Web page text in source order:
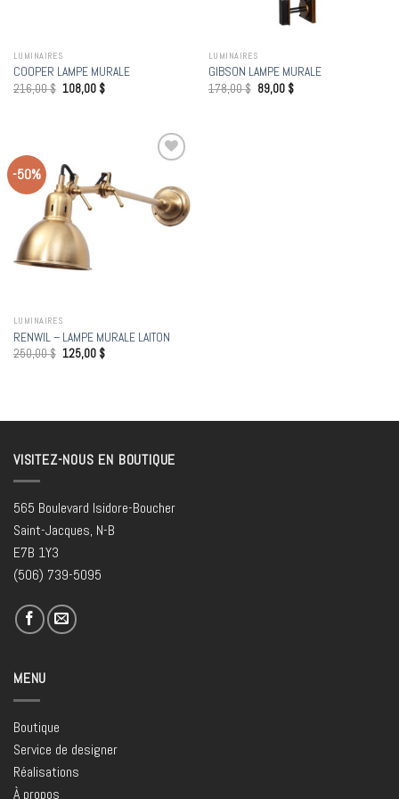
LUMINAIRES
COOPER LAMPE MURALE
216,00$ 108,00 $
LUMINAIRES
GIBSON LAMPE MURALE
178,00$ 89,00 $
-50%
wishlist
LUMINAIRES
RENWIL – LAMPE MURALE LAITON
250,00$ 125,00 $
VISITEZ-NOUS EN BOUTIQUE
565 Boulevard Isidore-Boucher
Saint-Jacques, N-B
E7B 1Y3
(506) 739-5095
MENU
Boutique
Service de designer
Réalisations
À propos